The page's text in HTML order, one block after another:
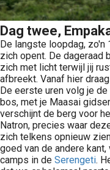
Dag twee,
De langste loopdag, zo'n
zich opent. De dageraad
zich met licht terwijl jij
afbreekt. Vanaf hier
De eerste uren volg je
bos, met je Maasai
verschijnt de berg voor
Natron, precies waar
zich telkens opnieuw
goed van de andere
camps in de Serengeti.